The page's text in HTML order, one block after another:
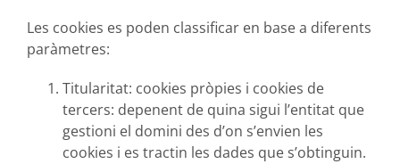
Les cookies es poden classificar en base a diferents
paràmetres:
Titularitat: cookies pròpies i cookies de
tercers: depenent de quina sigui l’entitat que
gestioni el domini des d’on s’envien les
cookies i es tractin les dades que s’obtinguin.